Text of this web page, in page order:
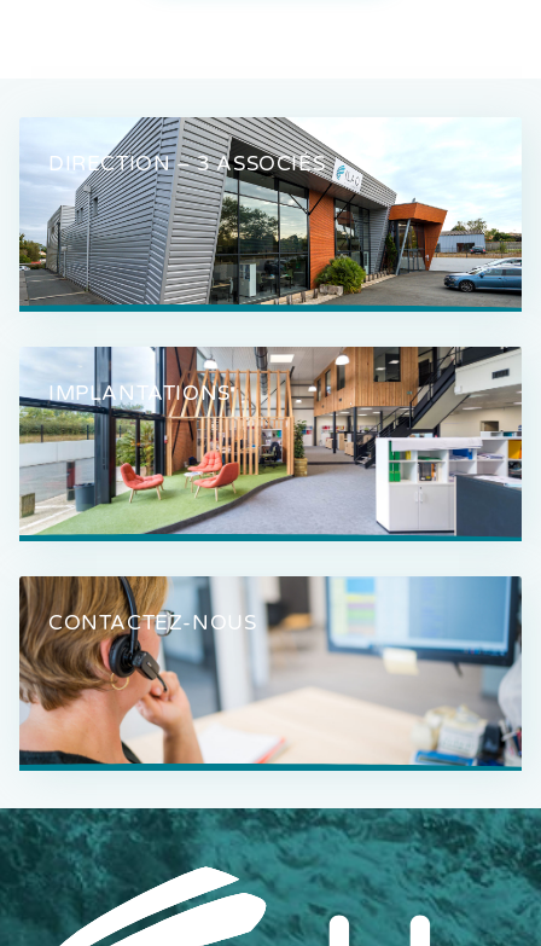
DIRECTION – 3 ASSOCIÉS
IMPLANTATIONS
CONTACTEZ-NOUS